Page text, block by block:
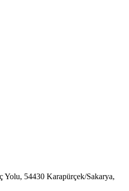
Yolu, 54430 Karapürçek/Sakarya,